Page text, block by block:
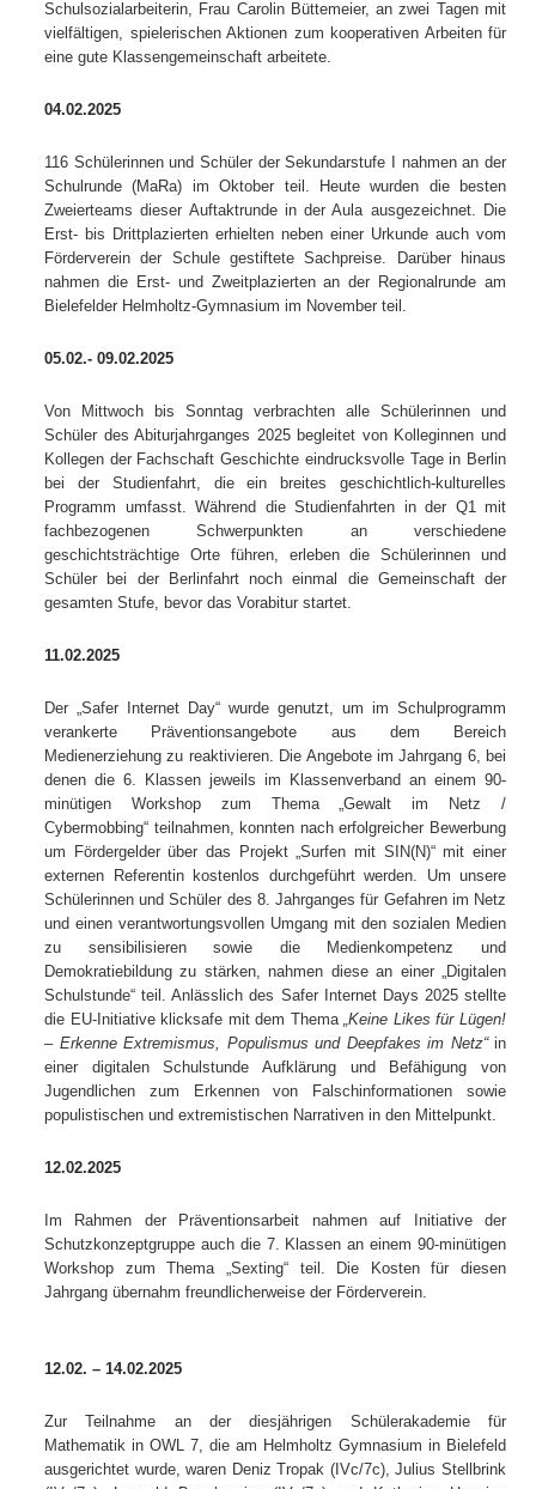
Schulsozialarbeiterin, Frau Carolin Büttemeier, an zwei Tagen mit
vielfältigen, spielerischen Aktionen zum kooperativen Arbeiten für
eine gute Klassengemeinschaft arbeitete.
04.02.2025
116 Schülerinnen und Schüler der Sekundarstufe I nahmen an der
Schulrunde (MaRa) im Oktober teil. Heute wurden die besten
Zweierteams dieser Auftaktrunde in der Aula ausgezeichnet. Die
Erst- bis Drittplazierten erhielten neben einer Urkunde auch vom
Förderverein der Schule gestiftete Sachpreise. Darüber hinaus
nahmen die Erst- und Zweitplazierten an der Regionalrunde am
Bielefelder Helmholtz-Gymnasium im November teil.
05.02.- 09.02.2025
Von Mittwoch bis Sonntag verbrachten alle Schülerinnen und
Schüler des Abiturjahrganges 2025 begleitet von Kolleginnen und
Kollegen der Fachschaft Geschichte eindrucksvolle Tage in Berlin
bei der Studienfahrt, die ein breites geschichtlich-kulturelles
Programm umfasst. Während die Studienfahrten in der Q1 mit
fachbezogenen Schwerpunkten an verschiedene
geschichtsträchtige Orte führen, erleben die Schülerinnen und
Schüler bei der Berlinfahrt noch einmal die Gemeinschaft der
gesamten Stufe, bevor das Vorabitur startet.
11.02.2025
Der „Safer Internet Day“ wurde genutzt, um im Schulprogramm
verankerte Präventionsangebote aus dem Bereich
Medienerziehung zu reaktivieren. Die Angebote im Jahrgang 6, bei
denen die 6. Klassen jeweils im Klassenverband an einem 90-
minütigen Workshop zum Thema „Gewalt im Netz /
Cybermobbing“ teilnahmen, konnten nach erfolgreicher Bewerbung
um Fördergelder über das Projekt „Surfen mit SIN(N)“ mit einer
externen Referentin kostenlos durchgeführt werden. Um unsere
Schülerinnen und Schüler des 8. Jahrganges für Gefahren im Netz
und einen verantwortungsvollen Umgang mit den sozialen Medien
zu sensibilisieren sowie die Medienkompetenz und
Demokratiebildung zu stärken, nahmen diese an einer „Digitalen
Schulstunde“ teil. Anlässlich des Safer Internet Days 2025 stellte
die EU-Initiative klicksafe mit dem Thema „Keine Likes für Lügen!
– Erkenne Extremismus, Populismus und Deepfakes im Netz“in
einer digitalen Schulstunde Aufklärung und Befähigung von
Jugendlichen zum Erkennen von Falschinformationen sowie
populistischen und extremistischen Narrativen in den Mittelpunkt.
12.02.2025
Im Rahmen der Präventionsarbeit nahmen auf Initiative der
Schutzkonzeptgruppe auch die 7. Klassen an einem 90-minütigen
Workshop zum Thema „Sexting“ teil. Die Kosten für diesen
Jahrgang übernahm freundlicherweise der Förderverein.
12.02. – 14.02.2025
Zur Teilnahme an der diesjährigen Schülerakademie für
Mathematik in OWL 7, die am Helmholtz Gymnasium in Bielefeld
ausgerichtet wurde, waren Deniz Tropak (IVc/7c), Julius Stellbrink